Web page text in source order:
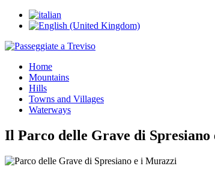
Home
Mountains
Hills
Towns and Villages
Waterways
Il Parco delle Grave di Spresiano